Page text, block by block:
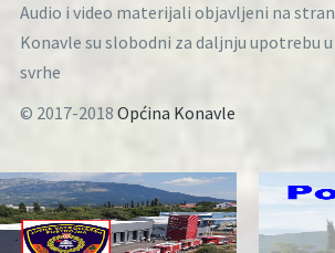
Audio i video materijali objavljeni na
Konavle su slobodni za daljnju upotrebu
svrhe
© 2017-2018 Općina Konavle